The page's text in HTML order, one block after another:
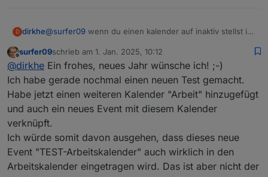
D dirkhe@surfer09 wenn du einen kalender auf inaktiv stellst ist
was eingetrsgen nich was raus gelesen werden
Offline
surfer09schrieb am 1. Jan. 2025, 10:12
zuletzt editiert von
@dirkhe Ein frohes, neues Jahr wünsche ich! ;-)
Ich habe gerade nochmal einen neuen Test gemacht.
Habe jetzt einen weiteren Kalender "Arbeit" hinzugefügt
und auch ein neues Event mit diesem Kalender
verknüpft.
Ich würde somit davon ausgehen, dass dieses neue
Event "TEST-Arbeitskalender" auch wirklich in den
Arbeitskalender eingetragen wird. Das ist aber nicht der